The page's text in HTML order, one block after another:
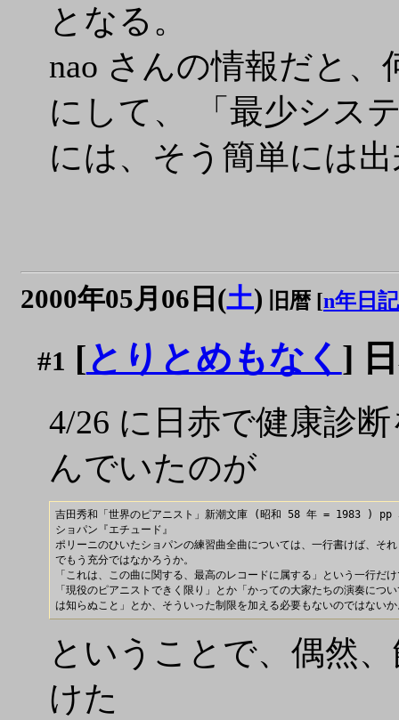
となる。
nao さんの情報だと、
にして、 「最少シス
には、そう簡単には
2000年05月06日(土) 旧暦 [n年日記
#1 [とりとめもなく ]
4/26 に日赤で健康診
んでいたのが
吉田秀和「世界のピアニスト」新潮文庫 (昭和 58 年 = 1983 ) pp
ショパン『エチュード』
ポリーニのひいたショパンの練習曲全曲については、一行書けば、それ
でもう充分ではなかろうか。
「これは、この曲に関する、最高のレコードに属する」という一行だ
「現役のピアニストできく限り」とか「かっての大家たちの演奏につ
ということで、偶然
けた